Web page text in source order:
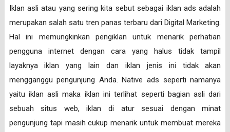
Iklan asli atau yang sering kita sebut sebagai iklan ads adalah
merupakan salah satu tren panas terbaru dari Digital Marketing.
Hal ini memungkinkan pengiklan untuk menarik perhatian
pengguna internet dengan cara yang halus tidak tampil
layaknya iklan yang lain dan iklan jenis ini tidak akan
mengganggu pengunjung Anda. Native ads seperti namanya
yaitu iklan asli maka iklan ini terlihat seperti bagian asli dari
sebuah situs web, iklan di atur sesuai dengan minat
pengunjung tapi masih cukup menarik untuk membuat mereka